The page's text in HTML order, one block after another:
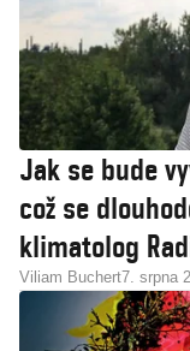
Jak se bude
což se
klimatolog
Viliam Buchert7. srpna